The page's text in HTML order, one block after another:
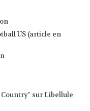
US (article en
sur Libellule